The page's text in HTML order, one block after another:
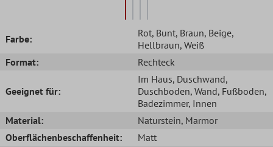
Farbe: Rot, Bunt, Braun, Beige,
Hellbraun, Weiß
Format:
Rechteck
Geeignet für:
Im Haus, Duschwand,
Duschboden, Wand, Fußboden,
Badezimmer, Innen
Material:
Naturstein, Marmor
Oberflächenbeschaffenheit:
Matt